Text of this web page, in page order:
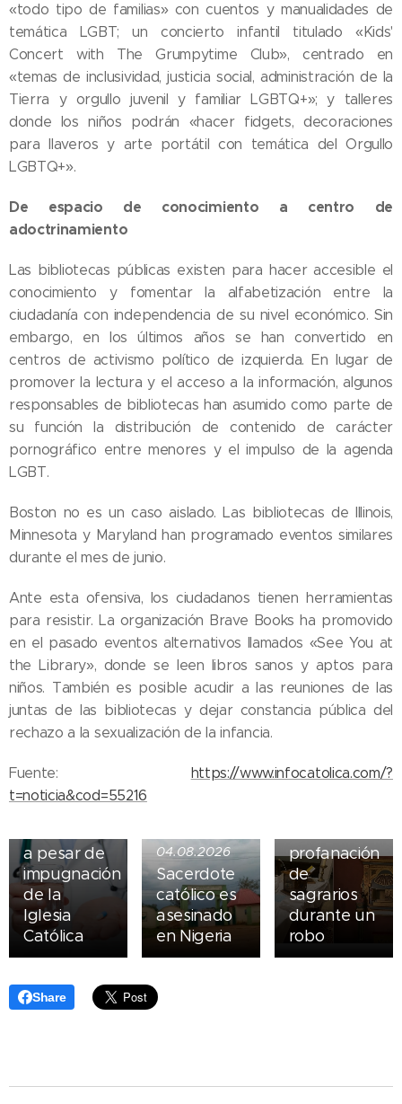
«todo tipo de familias» con cuentos y manualidades de
temática LGBT; un concierto infantil titulado «Kids'
Concert with The Grumpytime Club», centrado en
«temas de inclusividad, justicia social, administración de la
Tierra y orgullo juvenil y familiar LGBTQ+»; y talleres
donde los niños podrán «hacer fidgets, decoraciones
para llaveros y arte portátil con temática del Orgullo
LGBTQ+».
De espacio de conocimiento a centro de
adoctrinamiento
Las bibliotecas públicas existen para hacer accesible el
conocimiento y fomentar la alfabetización entre la
ciudadanía con independencia de su nivel económico. Sin
embargo, en los últimos años se han convertido en
centros de activismo político de izquierda. En lugar de
promover la lectura y el acceso a la información, algunos
responsables de bibliotecas han asumido como parte de
su función la distribución de contenido de carácter
pornográfico entre menores y el impulso de la agenda
LGBT.
Boston no es un caso aislado. Las bibliotecas de Illinois,
Minnesota y Maryland han programado eventos similares
durante el mes de junio.
Ante esta ofensiva, los ciudadanos tienen herramientas
para resistir. La organización Brave Books ha promovido
en el pasado eventos alternativos llamados «See You at
the Library», donde se leen libros sanos y aptos para
niños. También es posible acudir a las reuniones de las
juntas de las bibliotecas y dejar constancia pública del
rechazo a la sexualización de la infancia.
Fuente:
https://www.infocatolica.com/?
t=noticia&cod=55216
05.08.2026
Ley del
asistido
entra en
a pesar de
impugnación
de la
Iglesia
Católica
04.08.2026
Sacerdote
católico es
asesinado
en Nigeria
04.08.2026
profanación
de
sagrarios
durante un
robo
Share